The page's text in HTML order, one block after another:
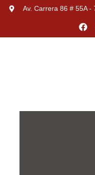
Av. Carrera 86 # 55A -